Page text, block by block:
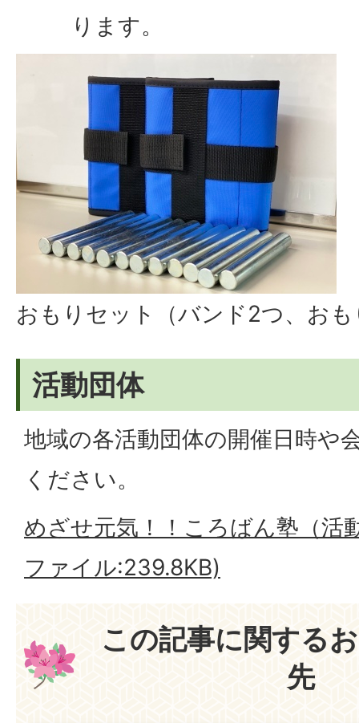
ります。
おもりセット（バンド2つ、おも
活動団体
地域の各活動団体の開催日時や
ください。
めざせ元気！！ころばん塾（活
ファイル:239.8KB)
この記事に関する
先